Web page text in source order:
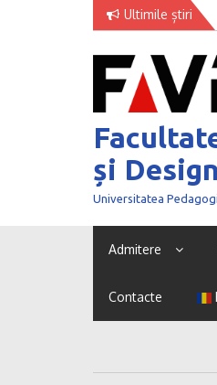
Ultimile știri
și Design
Universitatea
Admitere
Contacte